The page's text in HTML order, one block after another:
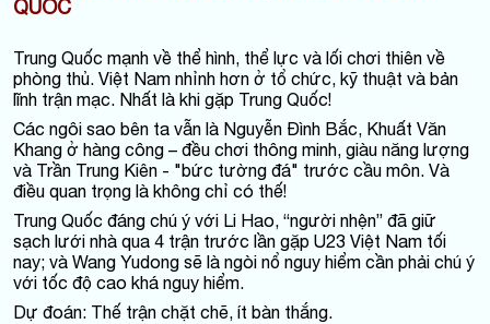
QUỐC
Trung Quốc mạnh về thể hình, thể lực và lối chơi thiên về
phòng thủ. Việt Nam nhỉnh hơn ở tổ chức, kỹ thuật và bản
lĩnh trận mạc. Nhất là khi gặp Trung Quốc!
Các ngôi sao bên ta vẫn là Nguyễn Đình Bắc, Khuất Văn
Khang ở hàng công – đều chơi thông minh, giàu năng lượng
và Trần Trung Kiên - "bức tường đá" trước cầu môn. Và
điều quan trọng là không chỉ có thế!
Trung Quốc đáng chú ý với Li Hao, “người nhện” đã giữ
sạch lưới nhà qua 4 trận trước lần gặp U23 Việt Nam tối
nay; và Wang Yudong sẽ là ngòi nổ nguy hiểm cần phải chú ý
với tốc độ cao khá nguy hiểm.
Dự đoán: Thế trận chặt chẽ, ít bàn thắng.